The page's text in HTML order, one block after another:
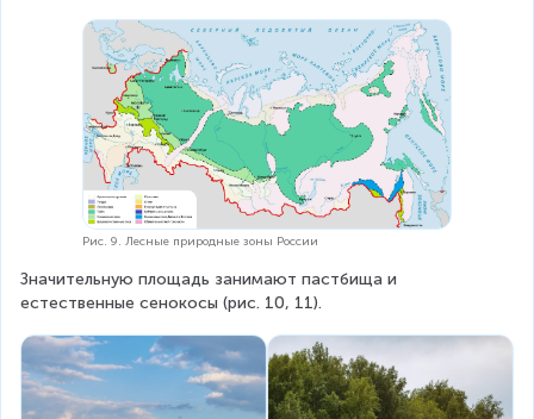
Рис. 9. Лесные природные зоны России
Значительную площадь занимают пастбища и
естественные сенокосы (рис. 10, 11).